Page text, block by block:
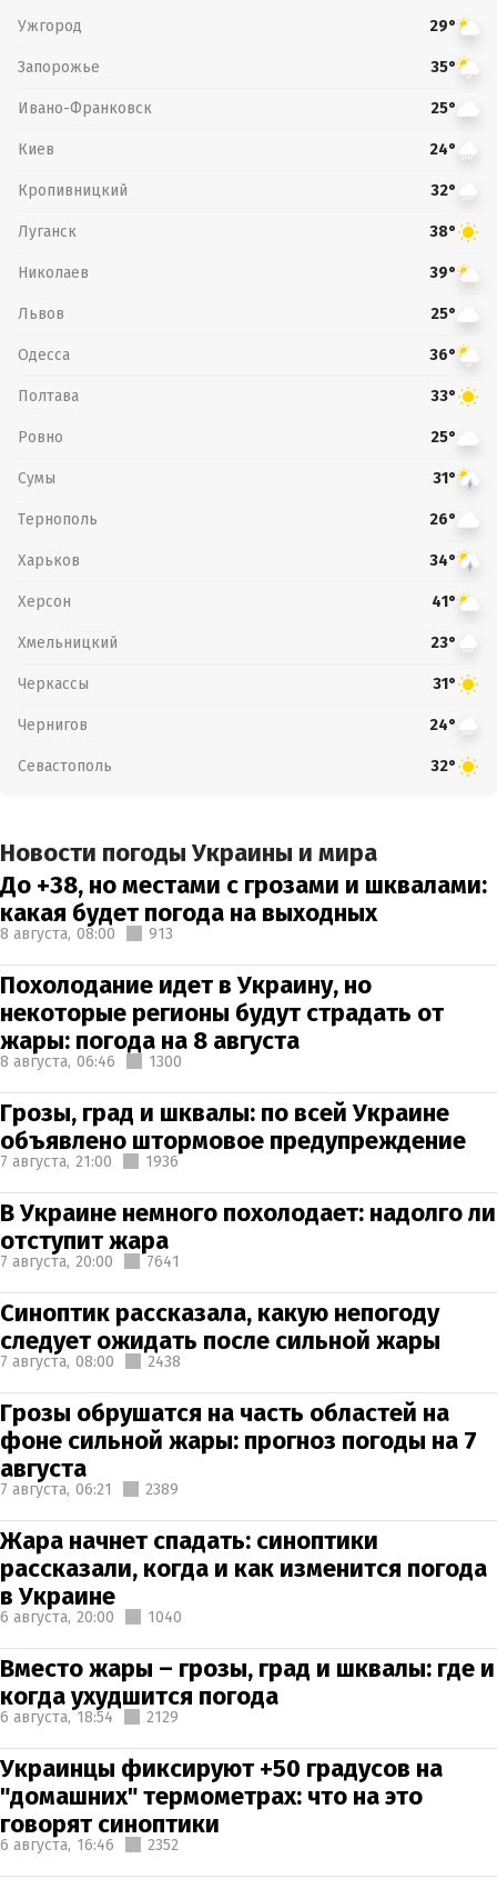
Ужгород 29°
Запорожье 35°
Ивано-Франковск 25°
Киев 24°
Кропивницкий 32°
Луганск 38°
Николаев 39°
Львов 25°
Одесса 36°
Полтава 33°
Ровно 25°
Сумы 31°
Тернополь 26°
Харьков 34°
Херсон 41°
Хмельницкий 23°
Черкассы 31°
Чернигов 24°
Севастополь 32°
Новости погоды Украины и мира
До +38, но местами с грозами и шквалами:
какая будет погода на выходных
8 августа, 08:00 913
Похолодание идет в Украину, но
некоторые регионы будут страдать от
жары: погода на 8 августа
8 августа, 06:46 1300
Грозы, град и шквалы: по всей Украине
объявлено штормовое предупреждение
7 августа, 21:00 1936
В Украине немного похолодает: надолго ли
отступит жара
7 августа, 20:00 7641
Синоптик рассказала, какую непогоду
следует ожидать после сильной жары
7 августа, 08:00 2438
Грозы обрушатся на часть областей на
фоне сильной жары: прогноз погоды на 7
августа
7 августа, 06:21 2389
Жара начнет спадать: синоптики
рассказали, когда и как изменится погода
в Украине
6 августа, 20:00 1040
Вместо жары – грозы, град и шквалы: где и
когда ухудшится погода
6 августа, 18:54 2129
Украинцы фиксируют +50 градусов на
"домашних" термометрах: что на это
говорят синоптики
6 августа, 16:46 2352